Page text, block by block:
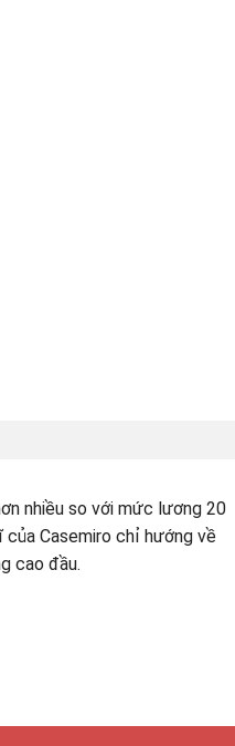
nhiều so với mức lương 20
của Casemiro chỉ hướng về
cao đầu.